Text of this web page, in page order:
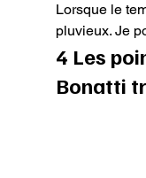
Lorsque le
pluvieux. Je
4 Les
Bonatti